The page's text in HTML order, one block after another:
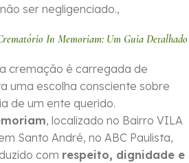
ser negligenciado.,
In Memoriam: Um Guia Detalhado
cremação é carregada de
uma escolha consciente sobre
de um ente querido.
, localizado no Bairro VILA
Santo André, no ABC Paulista,
com respeito, dignidade e